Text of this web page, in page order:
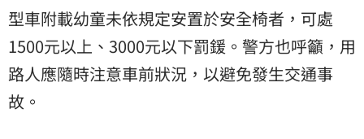
型車附載幼童未依規定安置於安全椅者，可處
1500元以上、3000元以下罰鍰。警方也呼籲，用
路人應隨時注意車前狀況，以避免發生交通事
故。